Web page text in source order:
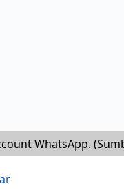
WhatsApp.